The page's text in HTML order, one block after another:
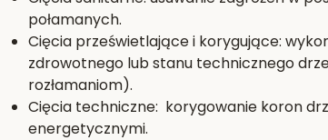
połamanych.
Cięcia prześwietlające i korygujące:
zdrowotnego lub stanu technicznego
rozłamaniom).
Cięcia techniczne: korygowanie koron
energetycznymi.